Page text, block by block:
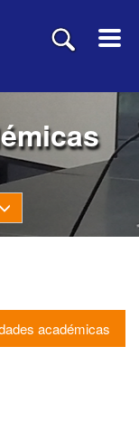
Toggle Dropdown
académicas